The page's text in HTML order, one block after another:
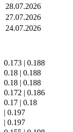
28.07.2026
27.07.2026
24.07.2026
0.173 | 0.188
0.18 | 0.188
0.18 | 0.188
0.172 | 0.186
0.17 | 0.18
| 0.197
| 0.197